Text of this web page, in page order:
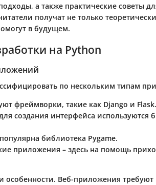
а также практические советы
получат не только
в будущем.
на Python
по нескольким типам
фреймворки, такие как Django и Flask.
создания интерфейса используются
библиотека Pygame.
приложения – здесь на помощь
особенности. Веб-приложения требуют